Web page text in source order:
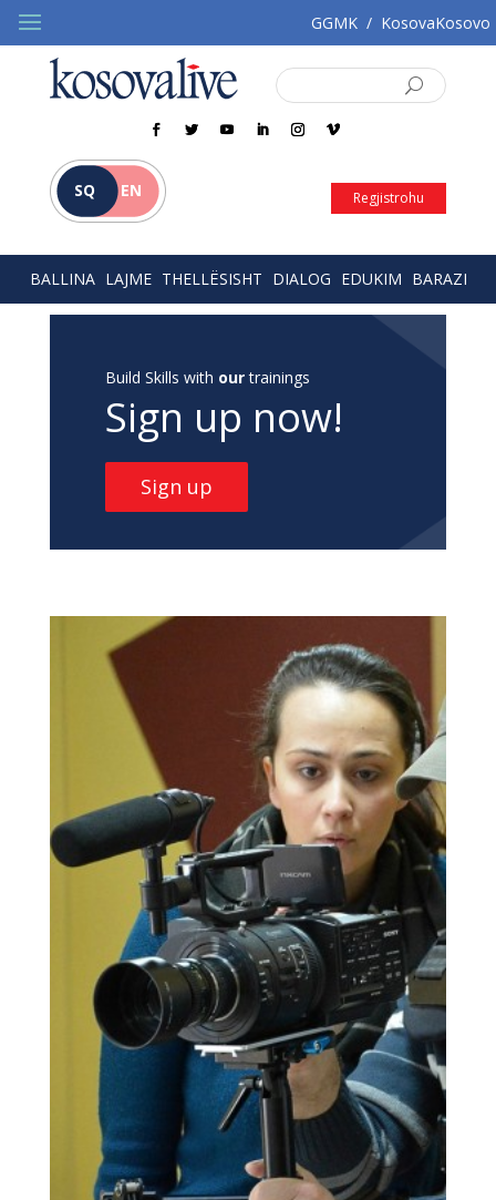
GGMK / KosovaKosovo
SQ EN Regjistrohu
BALLINA LAJME THELLËSISHT DIALOG EDUKIM BARAZI
Build Skills with ourtrainings
Sign up now!
Sign up